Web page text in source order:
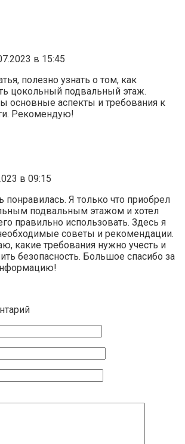
в 15:45
полезно узнать о том, как
цокольный подвальный этаж.
основные аспекты и требования к
Рекомендую!
в 09:15
понравилась. Я только что приобрел
подвальным этажом и хотел
правильно использовать. Здесь я
советы и рекомендации.
какие требования нужно учесть и
безопасность. Большое спасибо за